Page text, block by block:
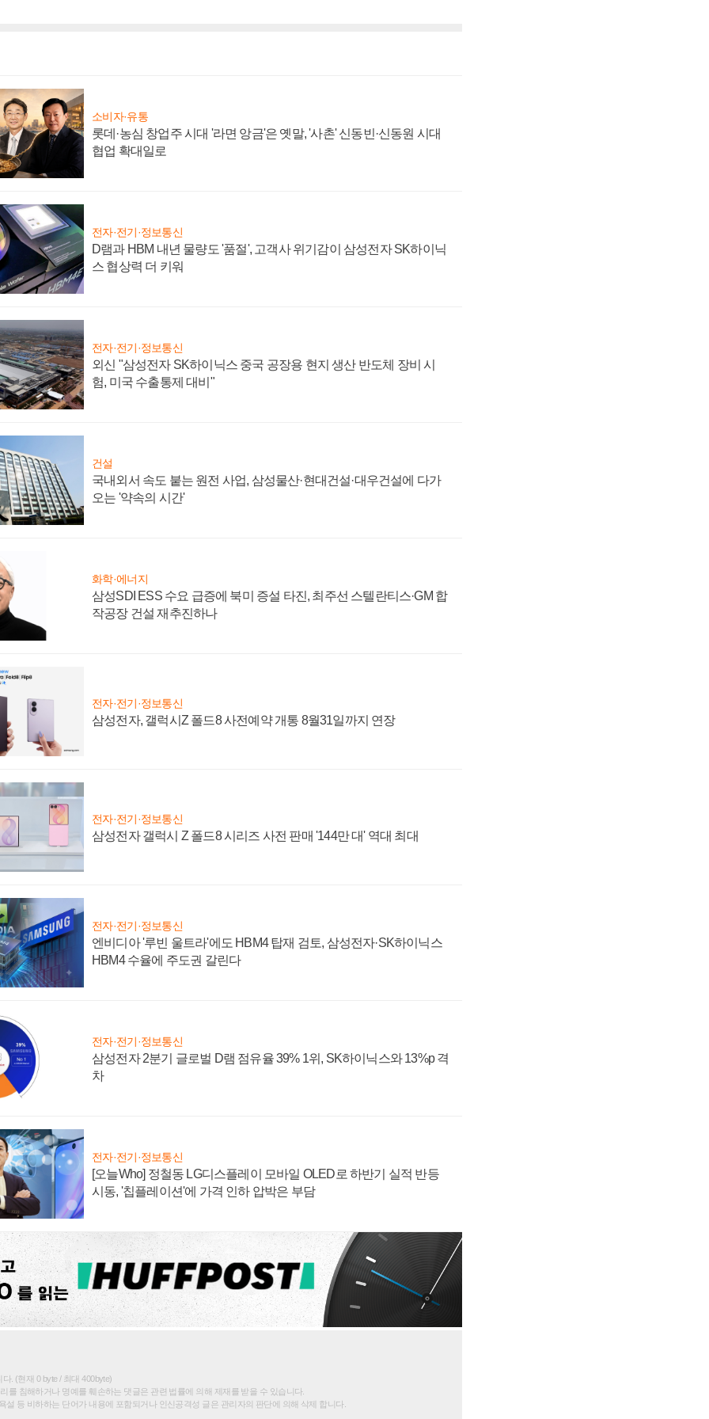
소비자·유통
롯데·농심 창업주 시대 '라면 앙금'은 옛말, '사촌' 신동빈·신동원 시대
협업 확대일로
전자·전기·정보통신
D램과 HBM 내년 물량도 '품절', 고객사 위기감이 삼성전자 SK하이닉
스 협상력 더 키워
전자·전기·정보통신
외신 "삼성전자 SK하이닉스 중국 공장용 현지 생산 반도체 장비 시
험, 미국 수출통제 대비"
건설
국내외서 속도 붙는 원전 사업, 삼성물산·현대건설·대우건설에 다가
오는 '약속의 시간'
화학·에너지
삼성SDI ESS 수요 급증에 북미 증설 타진, 최주선 스텔란티스·GM 합
작공장 건설 재추진하나
전자·전기·정보통신
삼성전자, 갤럭시Z 폴드8 사전예약 개통 8월31일까지 연장
전자·전기·정보통신
삼성전자 갤럭시 Z 폴드8 시리즈 사전 판매 '144만 대' 역대 최대
전자·전기·정보통신
엔비디아 '루빈 울트라'에도 HBM4 탑재 검토, 삼성전자·SK하이닉스
HBM4 수율에 주도권 갈린다
전자·전기·정보통신
삼성전자 2분기 글로벌 D램 점유율 39% 1위, SK하이닉스와 13%p 격
차
전자·전기·정보통신
[오늘Who] 정철동 LG디스플레이 모바일 OLED로 하반기 실적 반등
시동, '칩플레이션'에 가격 인하 압박은 부담
. (현재 0 byte / 최대 400byte)
를 침해하거나 명예를 훼손하는 댓글은 관련 법률에 의해 제재를 받을 수 있습니다.
설 등 비하하는 단어가 내용에 포함되거나 인신공격성 글은 관리자의 판단에 의해 삭제 합니다.